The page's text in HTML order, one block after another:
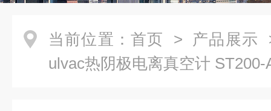
当前位置： 首页 > 产品展示
ulvac热阴极电离真空计 ST200-